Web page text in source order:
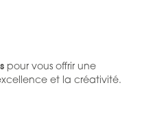
pour vous offrir une
et la créativité.